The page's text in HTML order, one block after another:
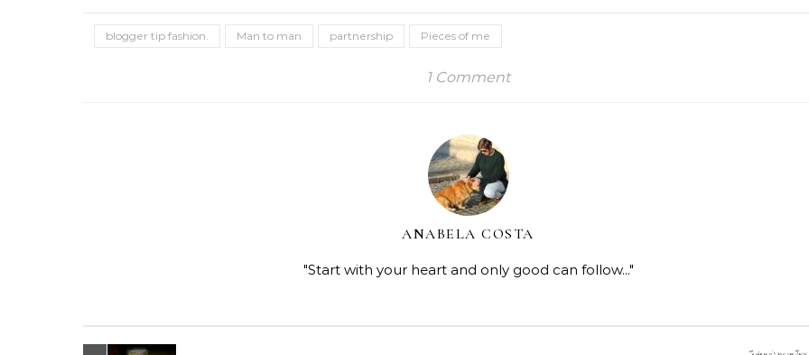
blogger tip fashion. Man to man partnership Pieces of me
1 Comment
ANABELA COSTA
"Start with your heart and only good can follow..."